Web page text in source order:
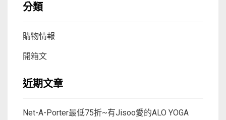
分類
購物情報
開箱文
近期文章
Net-A-Porter最低75折~有Jisoo愛的ALO YOGA